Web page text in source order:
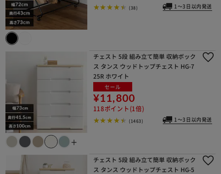
(38) 1～3日以内発送
＋
チェスト 5段 組み立て簡単 収納ボック
ス タンス ウッドトップチェスト HG-7
25R ホワイト
セール
¥11,800
118ポイント(1倍)
(1463) 1～3日以内発送
チェスト 5段 組み立て簡単 収納ボック
ス タンス ウッドトップチェスト HG-5